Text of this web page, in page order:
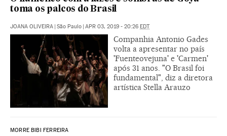
toma os palcos do Brasil
JOANA OLIVEIRA | São Paulo | APR 03, 2019 - 20:26 EDT
Companhia Antonio Gades
volta a apresentar no país
'Fuenteovejuna' e 'Carmen'
após 31 anos. "O Brasil foi
fundamental", diz a diretora
artística Stella Arauzo
MORRE BIBI FERREIRA